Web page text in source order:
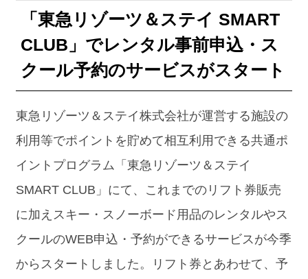
「東急リゾーツ＆ステイ SMART
CLUB」でレンタル事前申込・ス
クール予約のサービスがスタート
東急リゾーツ＆ステイ株式会社が運営する施設の
利用等でポイントを貯めて相互利用できる共通ポ
イントプログラム「東急リゾーツ＆ステイ
SMART CLUB」にて、これまでのリフト券販売
に加えスキー・スノーボード用品のレンタルやス
クールのWEB申込・予約ができるサービスが今季
からスタートしました。リフト券とあわせて、予